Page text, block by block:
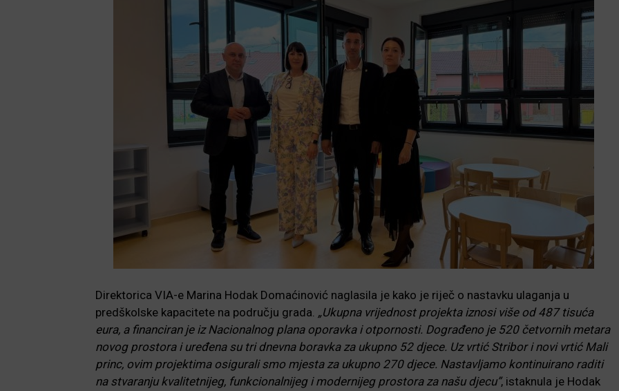
Direktorica VIA-e Marina Hodak Domaćinović naglasila je kako je riječ o nastavku ulaganja u
predškolske kapacitete na području grada. „Ukupna vrijednost projekta iznosi više od 487 tisuća
eura, a financiran je iz Nacionalnog plana oporavka i otpornosti. Dograđeno je 520 četvornih metara
novog prostora i uređena su tri dnevna boravka za ukupno 52 djece. Uz vrtić Stribor i novi vrtić Mali
princ, ovim projektima osigurali smo mjesta za ukupno 270 djece. Nastavljamo kontinuirano raditi
na stvaranju kvalitetnijeg, funkcionalnijeg i modernijeg prostora za našu djecu”, istaknula je Hodak